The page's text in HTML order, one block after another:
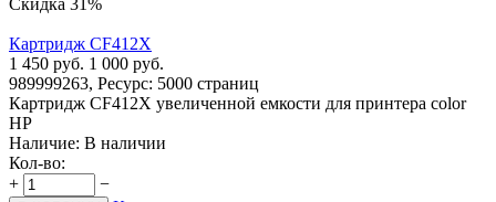
Картридж CF412X
1 450 руб. 1 000 руб.
989999263, Ресурс: 5000 страниц
Картридж CF412X увеличенной емкости для принтера color
HP
Наличие: В наличии
Кол-во:
+
−